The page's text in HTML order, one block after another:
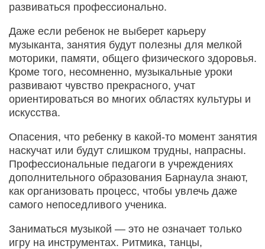
развиваться профессионально.
Даже если ребенок не выберет карьеру
музыканта, занятия будут полезны для мелкой
моторики, памяти, общего физического здоровья.
Кроме того, несомненно, музыкальные уроки
развивают чувство прекрасного, учат
ориентироваться во многих областях культуры и
искусства.
Опасения, что ребенку в какой-то момент занятия
наскучат или будут слишком трудны, напрасны.
Профессиональные педагоги в учреждениях
дополнительного образования Барнаула знают,
как организовать процесс, чтобы увлечь даже
самого непоседливого ученика.
Заниматься музыкой — это не означает только
игру на инструментах. Ритмика, танцы,